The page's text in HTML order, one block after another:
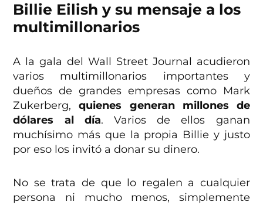
Billie Eilish y su mensaje a los
multimillonarios
A la gala del Wall Street Journal acudieron
varios multimillonarios importantes y
dueños de grandes empresas como Mark
Zukerberg,quienes generan millones de
dólares al día. Varios de ellos ganan
muchísimo más que la propia Billie y justo
por eso los invitó a donar su dinero.
No se trata de que lo regalen a cualquier
persona ni mucho menos, simplemente